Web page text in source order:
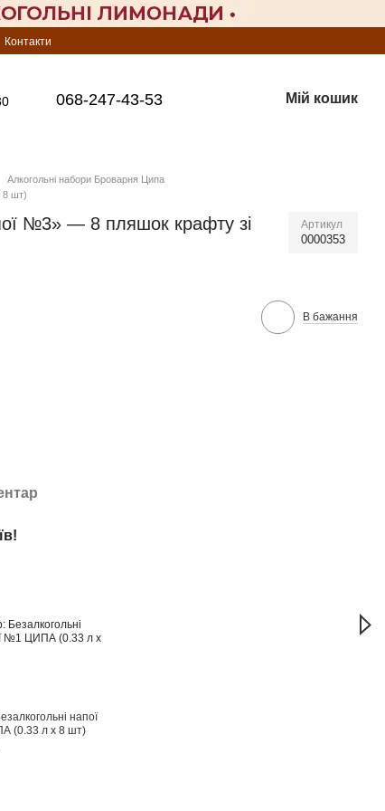
Контакти
068-247-43-53 Мій кошик
Алкогольні набори Броварня Ципа
8 шт)
№3» — 8 пляшок крафту зі
Артикул
0000353
В бажання
напої
(0.33 л х 8 шт)